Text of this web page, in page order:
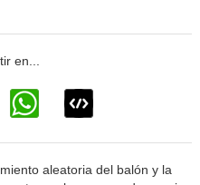
aleatoria del balón y la